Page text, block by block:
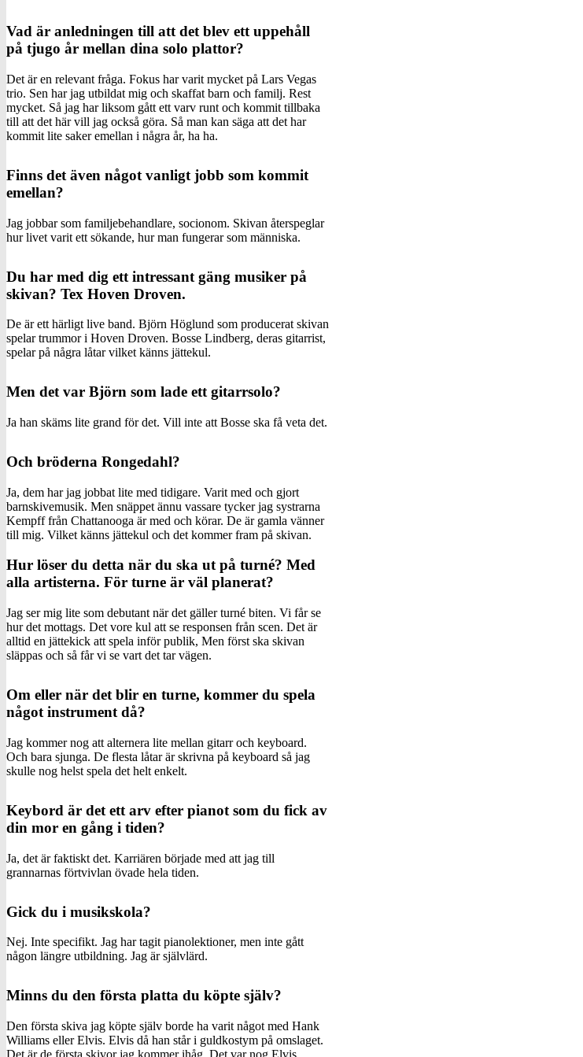
Vad är anledningen till att det blev ett uppehåll
på tjugo år mellan dina solo plattor?
Det är en relevant fråga. Fokus har varit mycket på Lars Vegas
trio. Sen har jag utbildat mig och skaffat barn och familj. Rest
mycket. Så jag har liksom gått ett varv runt och kommit tillbaka
till att det här vill jag också göra. Så man kan säga att det har
kommit lite saker emellan i några år, ha ha.
Finns det även något vanligt jobb som kommit
emellan?
Jag jobbar som familjebehandlare, socionom. Skivan återspeglar
hur livet varit ett sökande, hur man fungerar som människa.
Du har med dig ett intressant gäng musiker på
skivan? Tex Hoven Droven.
De är ett härligt live band. Björn Höglund som producerat skivan
spelar trummor i Hoven Droven. Bosse Lindberg, deras gitarrist,
spelar på några låtar vilket känns jättekul.
Men det var Björn som lade ett gitarrsolo?
Ja han skäms lite grand för det. Vill inte att Bosse ska få veta det.
Och bröderna Rongedahl?
Ja, dem har jag jobbat lite med tidigare. Varit med och gjort
barnskivemusik. Men snäppet ännu vassare tycker jag systrarna
Kempff från Chattanooga är med och körar. De är gamla vänner
till mig. Vilket känns jättekul och det kommer fram på skivan.
Hur löser du detta när du ska ut på turné? Med
alla artisterna. För turne är väl planerat?
Jag ser mig lite som debutant när det gäller turné biten. Vi får se
hur det mottags. Det vore kul att se responsen från scen. Det är
alltid en jättekick att spela inför publik, Men först ska skivan
släppas och så får vi se vart det tar vägen.
Om eller när det blir en turne, kommer du spela
något instrument då?
Jag kommer nog att alternera lite mellan gitarr och keyboard.
Och bara sjunga. De flesta låtar är skrivna på keyboard så jag
skulle nog helst spela det helt enkelt.
Keybord är det ett arv efter pianot som du fick av
din mor en gång i tiden?
Ja, det är faktiskt det. Karriären började med att jag till
grannarnas förtvivlan övade hela tiden.
Gick du i musikskola?
Nej. Inte specifikt. Jag har tagit pianolektioner, men inte gått
någon längre utbildning. Jag är självlärd.
Minns du den första platta du köpte själv?
Den första skiva jag köpte själv borde ha varit något med Hank
Williams eller Elvis. Elvis då han står i guldkostym på omslaget.
Det är de första skivor jag kommer ihåg. Det var nog Elvis